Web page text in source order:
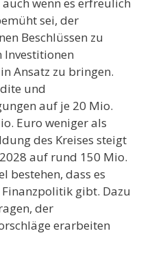
sei, der
Beschlüssen zu
Investitionen
Ansatz zu bringen.
und
auf je 20 Mio.
Euro weniger als
des Kreises steigt
auf rund 150 Mio.
bestehen, dass es
gibt. Dazu
der
erarbeiten